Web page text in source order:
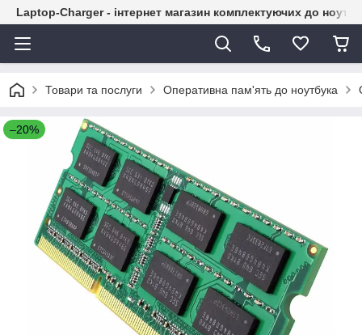
Laptop-Charger - інтернет магазин комплектуючих до
Товари та послуги Оперативна пам'ять до ноутбука
–20%